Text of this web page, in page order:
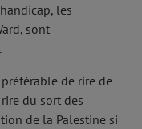
les
sont
de rire de
du sort des
de la Palestine si